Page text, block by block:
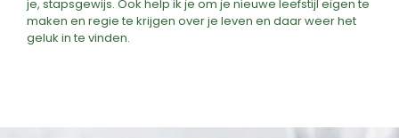
je, stapsgewijs. Ook help ik je om je nieuwe leefstijl eigen te
maken en regie te krijgen over je leven en daar weer het
geluk in te vinden.